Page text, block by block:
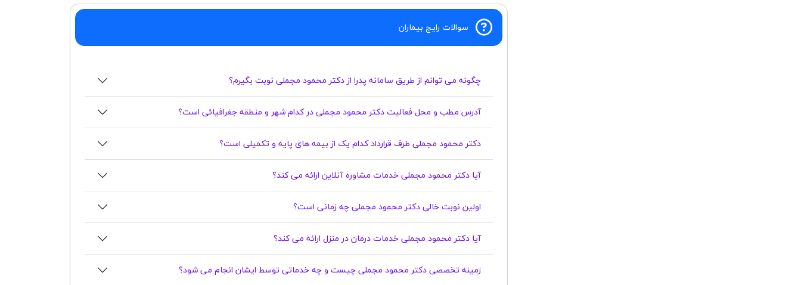
سوالات رایج بیماران
چگونه می توانم از طریق سامانه پدرا از دکتر محمود مجملی نوبت بگیرم؟
آدرس مطب و محل فعالیت دکتر محمود مجملی در کدام شهر و منطقه جغرافیائی است؟
دکتر محمود مجملی طرف قرارداد کدام یک از بیمه های پایه و تکمیلی است؟
آیا دکتر محمود مجملی خدمات مشاوره آنلاین ارائه می کند؟
اولین نوبت خالی دکتر محمود مجملی چه زمانی است؟
آیا دکتر محمود مجملی خدمات درمان در منزل ارائه می کند؟
زمینه تخصصی دکتر محمود مجملی چیست و چه خدماتی توسط ایشان انجام می شود؟